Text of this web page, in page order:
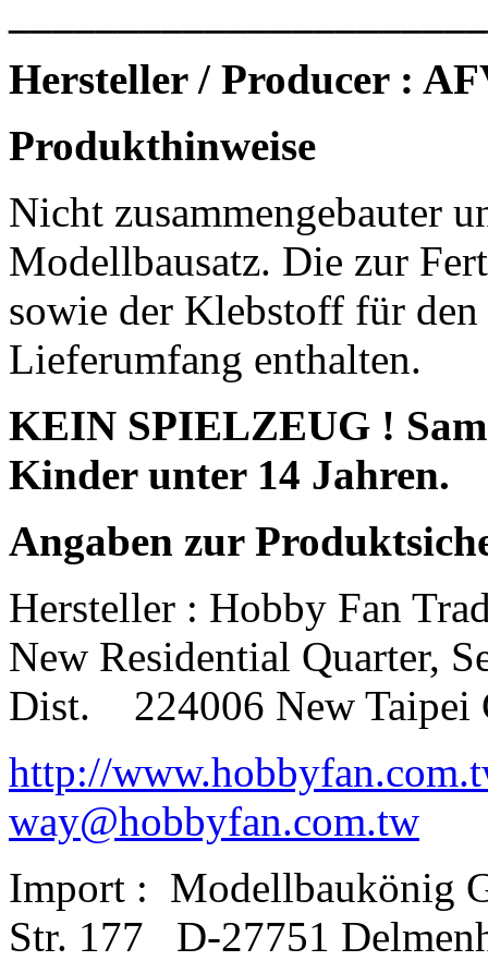
Hersteller / Producer :
Produkthinweise
Nicht zusammengebauter
Modellbausatz. Die zur
sowie der Klebstoff für
Lieferumfang enthalten.
KEIN SPIELZEUG !
Kinder unter 14 Jahren.
Angaben zur
Hersteller : Hobby Fan
New Residential Quarter,
Dist.
224006 New Taipei
http://
way@hobbyfan.com.tw
Import : Modellbaukönig
Str. 177
D-27751